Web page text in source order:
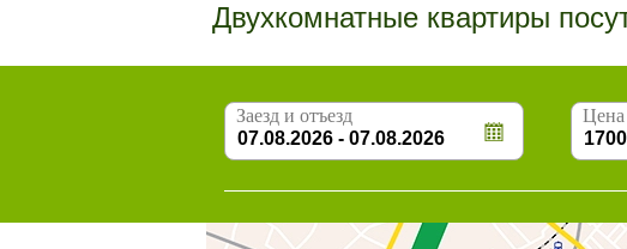
Двухкомнатные квартиры
Заезд и отъезд Цена